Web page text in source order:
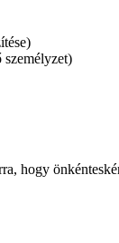
hogy